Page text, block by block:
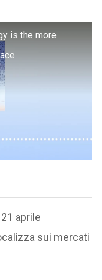
is the more
aprile
sui mercati